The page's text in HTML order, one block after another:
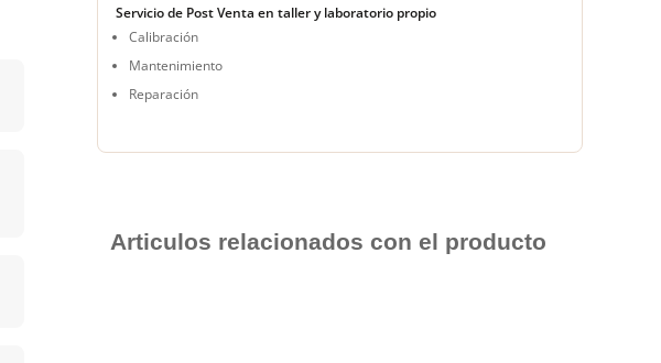
Servicio de Post Venta en taller y laboratorio propio
Calibración
Mantenimiento
Reparación
Articulos relacionados con el producto